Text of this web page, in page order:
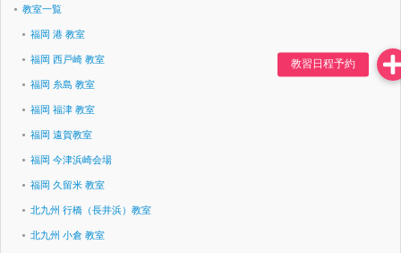
教室一覧
福岡 港 教室
福岡 西戸崎 教室
福岡 糸島 教室
福岡 福津 教室
福岡 遠賀教室
福岡 今津浜崎会場
福岡 久留米 教室
北九州 行橋（長井浜）教室
北九州 小倉 教室